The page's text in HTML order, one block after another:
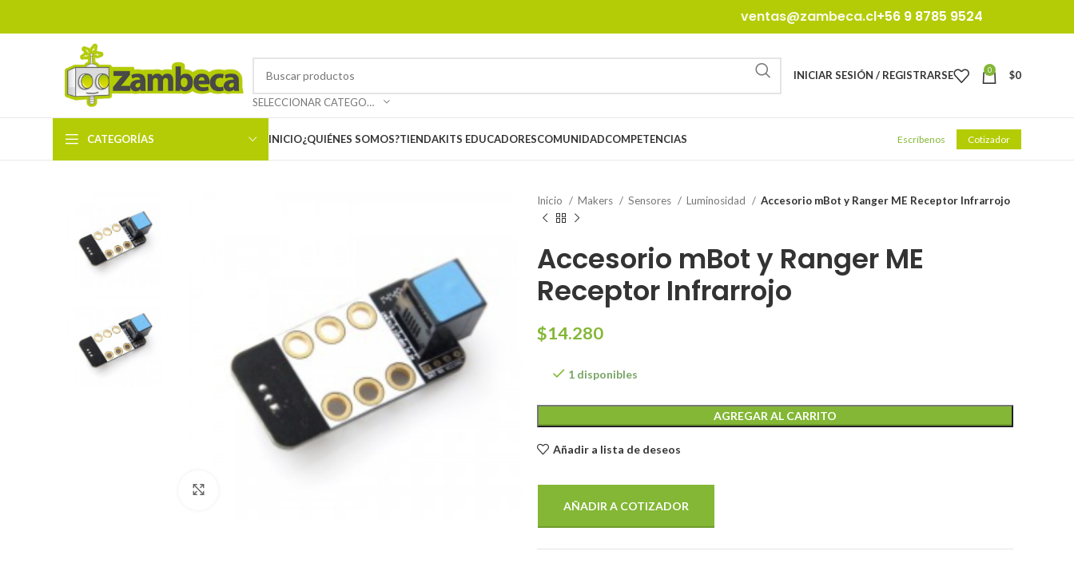
ventas@zambeca.cl+56 9 8785 9524
SELECCIONAR CATEGORÍA
INICIAR SESIÓN / REGISTRARSE 0 $0
CATEGORÍAS INICIO¿QUIÉNES SOMOS?TIENDAKITS EDUCADORESCOMUNIDADCOMPETENCIAS Escríbenos Cotizador
Inicio Makers Sensores Luminosidad Accesorio mBot y Ranger ME Receptor Infrarrojo
Accesorio mBot y Ranger ME
Receptor Infrarrojo
$14.280
1 disponibles
AGREGAR AL CARRITO
Añadir a lista de deseos
AÑADIR A COTIZADOR